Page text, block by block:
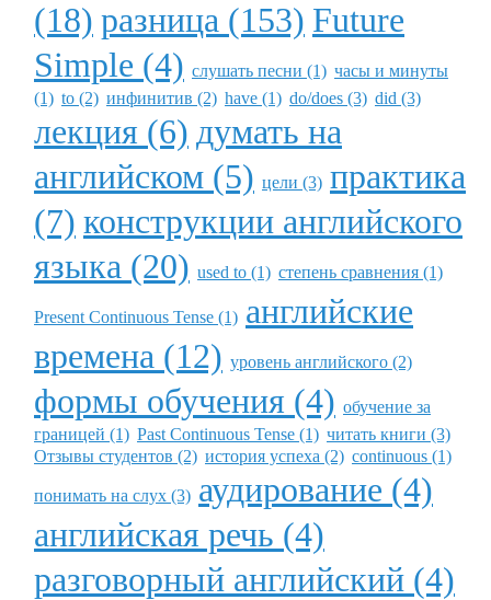
(18) разница (153) Future
Simple (4) слушать песни (1) часы и минуты
(1) to (2) инфинитив (2) have (1) do/does (3) did (3)
лекция (6) думать на
английском (5) цели (3) практика
(7) конструкции английского
языка (20) used to (1) степень сравнения (1)
Present Continuous Tense (1) английские
времена (12) уровень английского (2)
формы обучения (4) обучение за
границей (1) Past Continuous Tense (1) читать книги (3)
Отзывы студентов (2) история успеха (2) continuous (1)
понимать на слух (3) аудирование (4)
английская речь (4)
разговорный английский (4)